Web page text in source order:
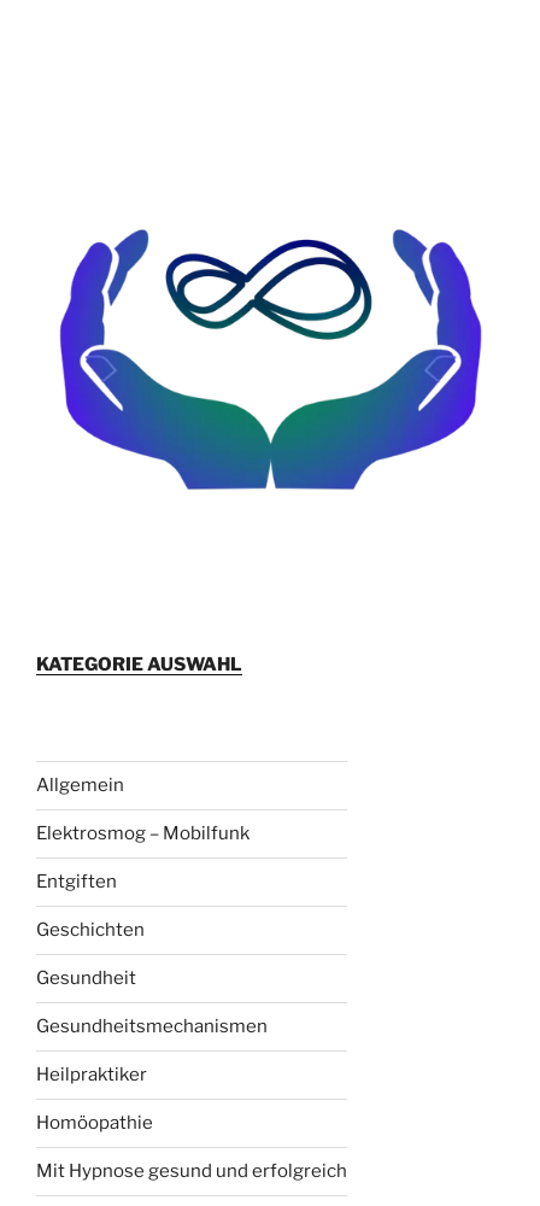
KATEGORIE AUSWAHL
Allgemein
Elektrosmog – Mobilfunk
Entgiften
Geschichten
Gesundheit
Gesundheitsmechanismen
Heilpraktiker
Homöopathie
Mit Hypnose gesund und erfolgreich